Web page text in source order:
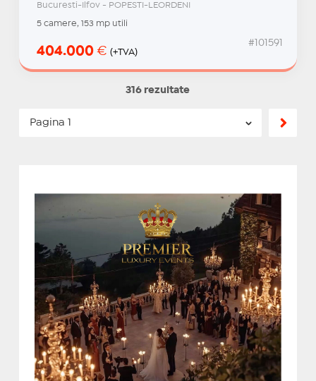
Bucuresti-Ilfov - POPESTI-LEORDENI
5 camere, 153 mp utili
404.000 € (+TVA)
#101591
316 rezultate